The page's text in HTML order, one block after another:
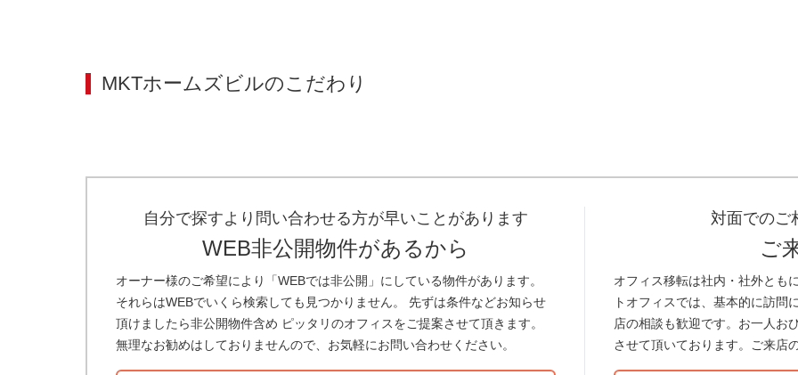
MKTホームズビルのこだわり
自分で探すより問い合わせる方が早いことがあります
WEB非公開物件があるから
オーナー様のご希望により「WEBでは非公開」にしている物件があります。
それらはWEBでいくら検索しても見つかりません。 先ずは条件などお知らせ
頂けましたら非公開物件含め ピッタリのオフィスをご提案させて頂きます。
無理なお勧めはしておりませんので、お気軽にお問い合わせください。
対面でのご
ご
オフィス移転は社内・社外とも
トオフィスでは、基本的に訪問
店の相談も歓迎です。お一人お
させて頂いております。ご来店